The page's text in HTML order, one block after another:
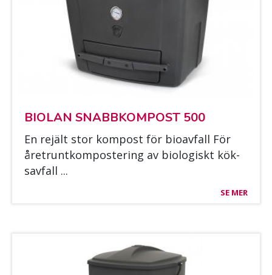
BIO­LAN SNABB­KOM­POST 500
En re­jält stor kom­post för bio­av­fall För
året­runt­kom­pos­te­ring av bio­lo­giskt kök­
sav­fall ...
SE MER